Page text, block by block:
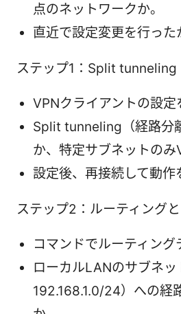
点のネットワークか。
直近で設定変更を行った
ステップ1：Split tunneling
VPNクライアントの設定
Split tunneling（経路分
か、特定サブネットのみ
設定後、再接続して動作
ステップ2：ルーティング
コマンドでルーティング
ローカルLANのサブネッ
192.168.1.0/24）への経